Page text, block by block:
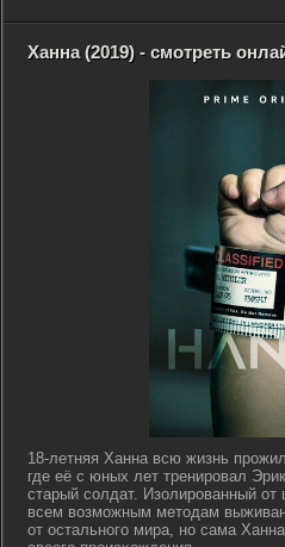
Ханна (2019) - смотреть
18-летняя Ханна всю жизнь
где её с юных лет тренировал
старый солдат. Изолированный от
всем возможным методам
от остального мира, но сама